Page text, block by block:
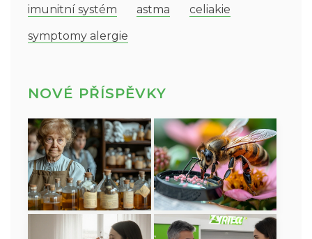
imunitní systém
astma
celiakie
symptomy alergie
NOVÉ PŘÍSPĚVKY